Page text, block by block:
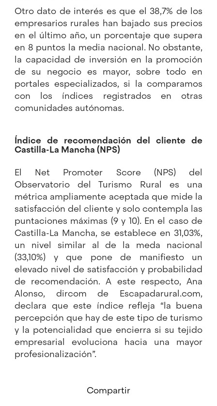
Otro dato de interés es que el 38,7% de los
empresarios rurales han bajado sus precios
en el último año, un porcentaje que supera
en 8 puntos la media nacional. No obstante,
la capacidad de inversión en la promoción
de su negocio es mayor, sobre todo en
portales especializados, si la comparamos
con los índices registrados en otras
comunidades autónomas.
Índice de recomendación del cliente de
Castilla-La Mancha (NPS)
El Net Promoter Score (NPS) del
Observatorio del Turismo Rural es una
métrica ampliamente aceptada que mide la
satisfacción del cliente y solo contempla las
puntaciones máximas (9 y 10). En el caso de
Castilla-La Mancha, se establece en 31,03%,
un nivel similar al de la meda nacional
(33,10%) y que pone de manifiesto un
elevado nivel de satisfacción y probabilidad
de recomendación. A este respecto, Ana
Alonso, dircom de Escapadarural.com,
declara que este índice refleja “la buena
percepción que hay de este tipo de turismo
y la potencialidad que encierra si su tejido
empresarial evoluciona hacia una mayor
profesionalización”.
Compartir